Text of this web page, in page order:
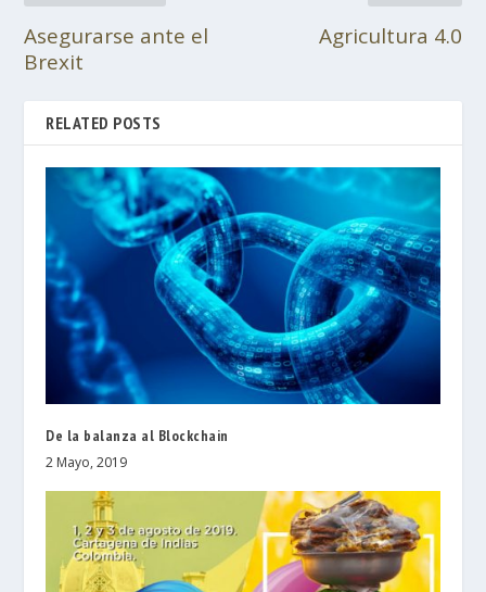
Asegurarse ante el
Brexit
Agricultura 4.0
RELATED POSTS
De la balanza al Blockchain
2 Mayo, 2019